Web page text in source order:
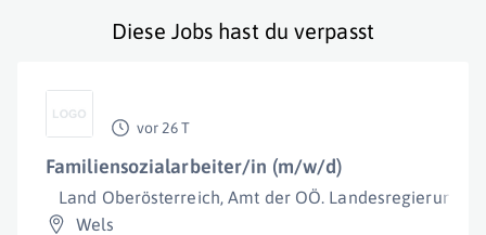
Diese Jobs hast du verpasst
vor 26 T
Familiensozialarbeiter/in (m/w/d)
Land Oberösterreich, Amt der OÖ. Landesregierung
Wels